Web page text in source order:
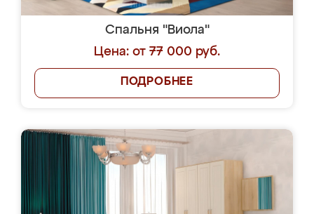
Спальня "Виола"
Цена: от 77 000 руб.
ПОДРОБНЕЕ